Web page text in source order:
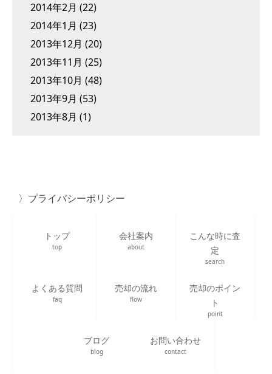
2014年2月 (22)
2014年1月 (23)
2013年12月 (20)
2013年11月 (25)
2013年10月 (48)
2013年9月 (53)
2013年8月 (1)
プライバシーポリシー
トップ
top
会社案内
about
こんな時に査
定
search
よくある質問
faq
売却の流れ
flow
売却のポイン
ト
point
ブログ
blog
お問い合わせ
contact